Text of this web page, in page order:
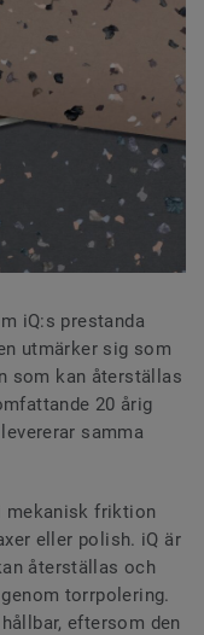
iQ:s prestanda
utmärker sig som
som kan återställas
20 årig
samma
mekanisk friktion
eller polish. iQ är
återställas och
torrpolering.
eftersom den